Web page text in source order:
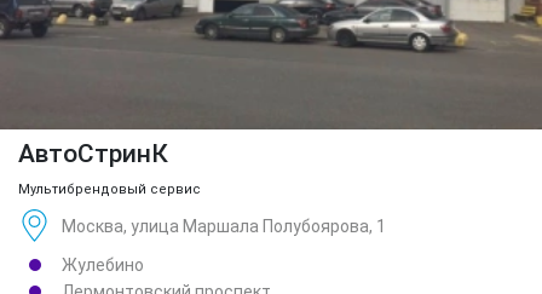
АвтоСтринК
Мультибрендовый сервис
Москва, улица Маршала Полубоярова, 1
Жулебино